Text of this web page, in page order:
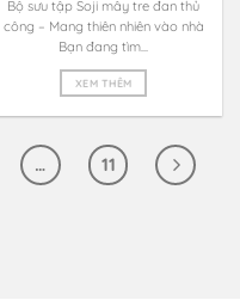
Bộ sưu tập Soji mây tre đan thủ
công – Mang thiên nhiên vào nhà
Bạn đang tìm...
XEM THÊM
… 11